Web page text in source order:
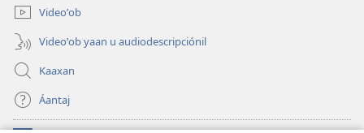
Videoʼob
Videoʼob yaan u audiodescripciónil
Kaaxan
Áantaj